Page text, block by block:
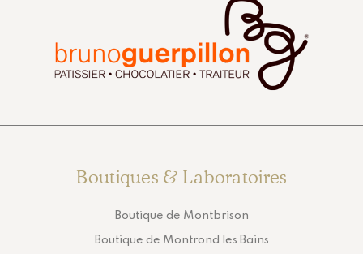
Boutiques & Laboratoires
Boutique de Montbrison
Boutique de Montrond les Bains